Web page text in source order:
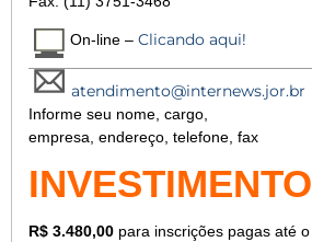
On-line – Clicando aqui!
atendimento@internews.jor.br
Informe seu nome, cargo,
empresa, endereço, telefone, fax
INVESTIMENTO
R$ 3.480,00 para inscrições pagas até o